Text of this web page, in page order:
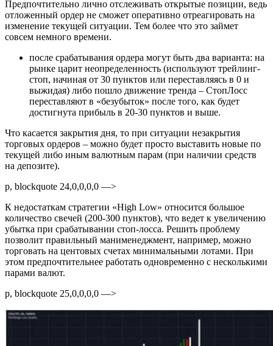
Предпочтительно лично отслеживать открытые позиции, ведь
отложенный ордер не сможет оперативно отреагировать на
изменение текущей ситуации. Тем более что это займет
совсем немного времени.
после срабатывания ордера могут быть два варианта: на
рынке царит неопределенность (используют трейлинг-
стоп, начиная от 30 пунктов или переставляясь в 0 и
выжидая) либо пошло движение тренда – СтопЛосс
переставляют в «безубыток» после того, как будет
достигнута прибыль в 20-30 пунктов и выше.
Что касается закрытия дня, то при ситуации незакрытия
торговых ордеров – можно будет просто выставить новые по
текущей либо иным валютным парам (при наличии средств
на депозите).
p, blockquote 24,0,0,0,0 —>
К недостаткам стратегии «High Low» относится большое
количество свечей (200-300 пунктов), что ведет к увеличению
убытка при срабатывании стоп-лосса. Решить проблему
позволит правильный манименеджмент, например, можно
торговать на центовых счетах минимальными лотами. При
этом предпочтительнее работать одновременно с несколькими
парами валют.
p, blockquote 25,0,0,0,0 —>